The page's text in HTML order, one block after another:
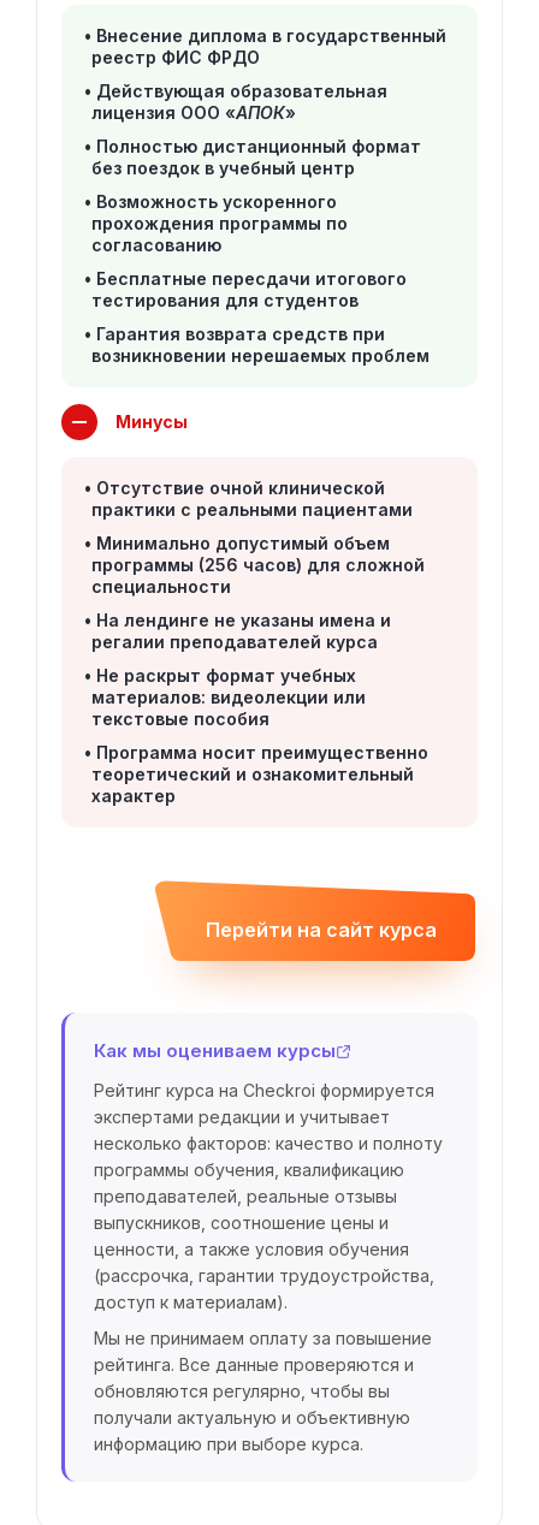
Внесение диплома в государственный
реестр ФИС ФРДО
Действующая образовательная
лицензия ООО «АПОК»
Полностью дистанционный формат
без поездок в учебный центр
Возможность ускоренного
прохождения программы по
согласованию
Бесплатные пересдачи итогового
тестирования для студентов
Гарантия возврата средств при
возникновении нерешаемых проблем
Минусы
Отсутствие очной клинической
практики с реальными пациентами
Минимально допустимый объем
программы (256 часов) для сложной
специальности
На лендинге не указаны имена и
регалии преподавателей курса
Не раскрыт формат учебных
материалов: видеолекции или
текстовые пособия
Программа носит преимущественно
теоретический и ознакомительный
характер
Перейти на сайт курса
Как мы оцениваем курсы
Рейтинг курса на Checkroi формируется
экспертами редакции и учитывает
несколько факторов: качество и полноту
программы обучения, квалификацию
преподавателей, реальные отзывы
выпускников, соотношение цены и
ценности, а также условия обучения
(рассрочка, гарантии трудоустройства,
доступ к материалам).
Мы не принимаем оплату за повышение
рейтинга. Все данные проверяются и
обновляются регулярно, чтобы вы
получали актуальную и объективную
информацию при выборе курса.